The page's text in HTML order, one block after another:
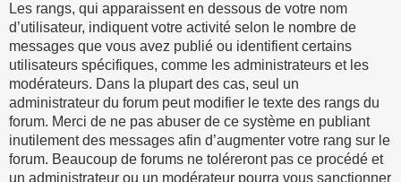
Les rangs, qui apparaissent en dessous de votre nom
d’utilisateur, indiquent votre activité selon le nombre de
messages que vous avez publié ou identifient certains
utilisateurs spécifiques, comme les administrateurs et les
modérateurs. Dans la plupart des cas, seul un
administrateur du forum peut modifier le texte des rangs du
forum. Merci de ne pas abuser de ce système en publiant
inutilement des messages afin d’augmenter votre rang sur le
forum. Beaucoup de forums ne toléreront pas ce procédé et
un administrateur ou un modérateur pourra vous sanctionner